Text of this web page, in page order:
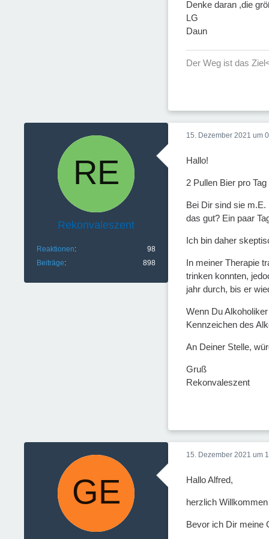
Denke daran ,die
LG
Daun
Der Weg ist das
Rekonvaleszent
Reaktionen
98
Beiträge
898
15. Dezember 2021 um
Hallo!
2 Pullen Bier pro
Bei Dir sind sie m.E.
das gut? Ein paar
Ich bin daher
In meiner Therapie
trinken konnten,
jahr durch, bis er
Wenn Du
Kennzeichen des
An Deiner Stelle,
Gruß
Rekonvaleszent
15. Dezember 2021 um
Hallo Alfred,
herzlich
Bevor ich Dir meine